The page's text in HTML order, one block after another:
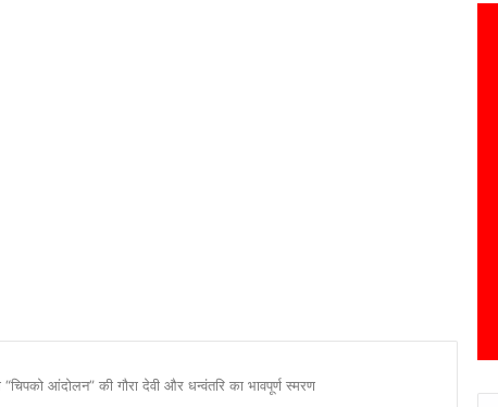
आंदोलन” की गौरा देवी और धन्वंतरि का भावपूर्ण स्मरण